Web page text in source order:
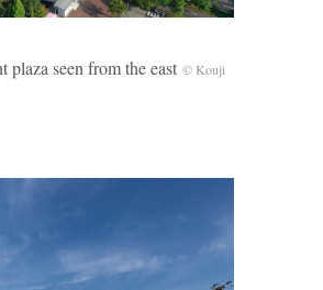
seen from the east © Kouji